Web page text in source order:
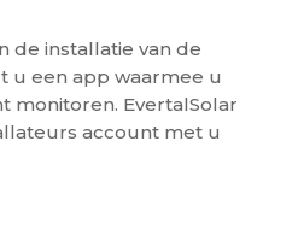
de installatie van de
u een app waarmee u
monitoren. EvertalSolar
account met u